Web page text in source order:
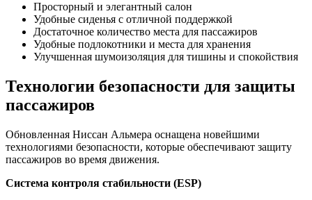
Просторный и элегантный салон
Удобные сиденья с отличной поддержкой
Достаточное количество места для пассажиров
Удобные подлокотники и места для хранения
Улучшенная шумоизоляция для тишины и спокойствия
Технологии безопасности для защиты
пассажиров
Обновленная Ниссан Альмера оснащена новейшими
технологиями безопасности, которые обеспечивают защиту
пассажиров во время движения.
Система контроля стабильности (ESP)